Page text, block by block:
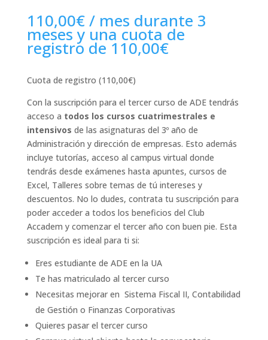
110,00€ / mes durante 3
meses y una cuota de
registro de 110,00€
Cuota de registro (110,00€)
Con la suscripción para el tercer curso de ADE tendrás
acceso a todos los cursos cuatrimestrales e
intensivos de las asignaturas del 3º año de
Administración y dirección de empresas. Esto además
incluye tutorías, acceso al campus virtual donde
tendrás desde exámenes hasta apuntes, cursos de
Excel, Talleres sobre temas de tú intereses y
descuentos. No lo dudes, contrata tu suscripción para
poder acceder a todos los beneficios del Club
Accadem y comenzar el tercer año con buen pie. Esta
suscripción es ideal para ti si:
Eres estudiante de ADE en la UA
Te has matriculado al tercer curso
Necesitas mejorar en Sistema Fiscal II, Contabilidad
de Gestión o Finanzas Corporativas
Quieres pasar el tercer curso